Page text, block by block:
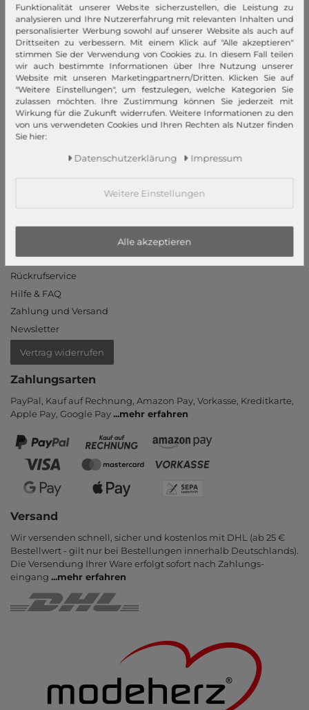
AGB
Widerrufsrecht
Datenschutzerklärung
Datenschutzeinstellungen
Barrierefreiheitserklärung
Jobs
Unsere Stores
Mein Konto
Login
Rücksendung
Rückrufservice
Hilfe & FAQ
Zahlung und Versand
Newsletter
Vertrag widerrufen
Zahlungsarten
PayPal, Kauf auf Rechnung, Amazon Pay, Vor­kasse, Kredit­karte,
Apple Pay, Google Pay...mehr erfahren
Versand
Wir versenden schnell, sicher und kostenlos mit DHL (ab 25 €
Bestell­wert - gilt nur bei Bestel­lungen inner­halb Deutsch­lands).
Die Ver­sendung Ihrer Ware er­folgt sofort nach Zahlungs­
eingang ...mehr erfahren
Funktionalität unserer Website sicherzustellen, die Leistung zu
analysieren und Ihre Nutzererfahrung mit relevanten Inhalten und
personalisierter Werbung sowohl auf unserer Website als auch auf
Drittseiten zu verbessern. Mit einem Klick auf "Alle akzeptieren"
stimmen Sie der Verwendung von Cookies zu. In diesem Fall teilen
wir auch bestimmte Informationen über Ihre Nutzung unserer
Website mit unseren Marketingpartnern/Dritten. Klicken Sie auf
"Weitere Einstellungen", um festzulegen, welche Kategorien Sie
zulassen möchten. Ihre Zustimmung können Sie jederzeit mit
Wirkung für die Zukunft widerrufen. Weitere Informationen zu den
von uns verwendeten Cookies und Ihren Rechten als Nutzer finden
Sie hier:
Daten­schutz­erklärung Impressum
Weitere Einstellungen
Alle akzeptieren